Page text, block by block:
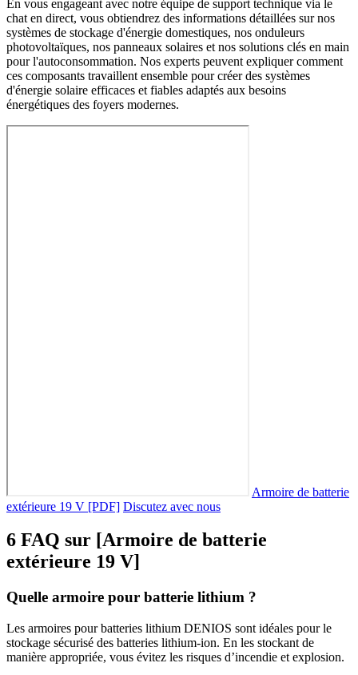
En vous engageant avec notre équipe de support technique via le
chat en direct, vous obtiendrez des informations détaillées sur nos
systèmes de stockage d'énergie domestiques, nos onduleurs
photovoltaïques, nos panneaux solaires et nos solutions clés en main
pour l'autoconsommation. Nos experts peuvent expliquer comment
ces composants travaillent ensemble pour créer des systèmes
d'énergie solaire efficaces et fiables adaptés aux besoins
énergétiques des foyers modernes.
Armoire de batterie
extérieure 19 V [PDF] Discutez avec nous
6 FAQ sur [Armoire de batterie
extérieure 19 V]
Quelle armoire pour batterie lithium ?
Les armoires pour batteries lithium DENIOS sont idéales pour le
stockage sécurisé des batteries lithium-ion. En les stockant de
manière appropriée, vous évitez les risques d’incendie et explosion.